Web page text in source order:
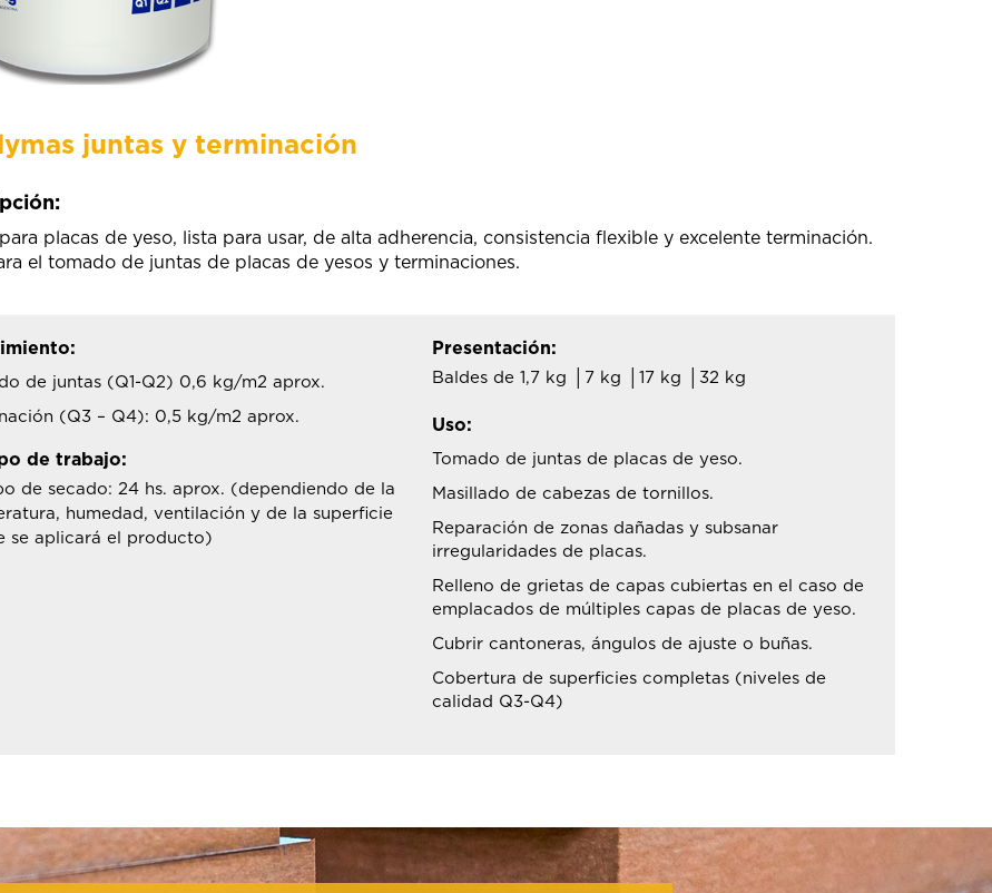
juntas y terminación
placas de yeso, lista para usar, de alta adherencia, consistencia flexible y excelente terminación.
el tomado de juntas de placas de yesos y terminaciones.
de juntas (Q1-Q2) 0,6 kg/m2 aprox.
(Q3 – Q4): 0,5 kg/m2 aprox.
de trabajo:
de secado: 24 hs. aprox. (dependiendo de la
humedad, ventilación y de la superficie
se aplicará el producto)
Presentación:
Baldes de 1,7 kg │7 kg │17 kg │32 kg
Uso:
Tomado de juntas de placas de yeso.
Masillado de cabezas de tornillos.
Reparación de zonas dañadas y subsanar
irregularidades de placas.
Relleno de grietas de capas cubiertas en el caso de
emplacados de múltiples capas de placas de yeso.
Cubrir cantoneras, ángulos de ajuste o buñas.
Cobertura de superficies completas (niveles de
calidad Q3-Q4)